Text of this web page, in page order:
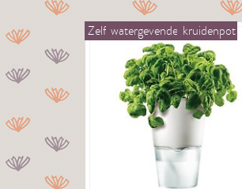
Zelf watergevende kruidenpot